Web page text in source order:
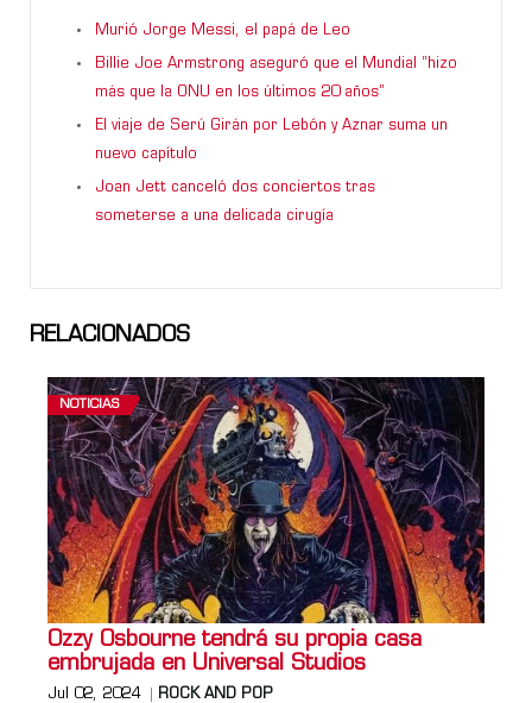
Murió Jorge Messi, el papá de Leo
Billie Joe Armstrong aseguró que el Mundial “hizo
más que la ONU en los últimos 20 años”
El viaje de Serú Girán por Lebón y Aznar suma un
nuevo capítulo
Joan Jett canceló dos conciertos tras
someterse a una delicada cirugía
RELACIONADOS
NOTICIAS
Ozzy Osbourne tendrá su propia casa
embrujada en Universal Studios
Jul 02, 2024 ROCK AND POP